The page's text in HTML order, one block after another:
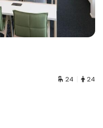
24 24